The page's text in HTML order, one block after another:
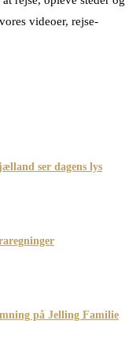
videoer, rejse-
ser dagens lys
på Jelling Familie